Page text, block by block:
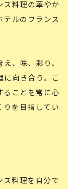
ス料理の華やか
テルのフランス
、味、彩り、
向き合う。こ
ることを常に心
りを目指してい
ス料理を自分で